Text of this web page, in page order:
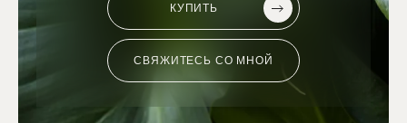
КУПИТЬ
СВЯЖИТЕСЬ СО МНОЙ